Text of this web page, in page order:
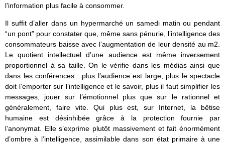
l’information plus facile à consommer.
Il suffit d’aller dans un hypermarché un samedi matin ou pendant
“un pont” pour constater que, même sans pénurie, l’intelligence des
consommateurs baisse avec l’augmentation de leur densité au m2.
Le quotient intellectuel d’une audience est même inversement
proportionnel à sa taille. On le vérifie dans les médias ainsi que
dans les conférences : plus l’audience est large, plus le spectacle
doit l’emporter sur l’intelligence et le savoir, plus il faut simplifier les
messages, jouer sur l’émotionnel plus que sur le rationnel et
généralement, faire vite. Qui plus est, sur Internet, la bêtise
humaine est désinhibée grâce à la protection fournie par
l’anonymat. Elle s’exprime plutôt massivement et fait énormément
d’ombre à l’intelligence, assimilable dans son état primaire à une